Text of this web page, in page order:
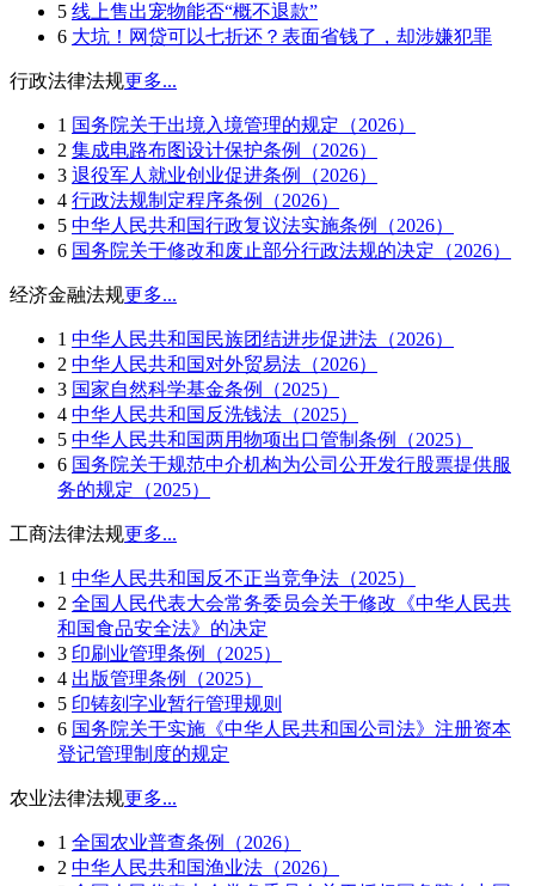
5 线上售出宠物能否“概不退款”
6 大坑！网贷可以七折还？表面省钱了，却涉嫌犯罪
行政法律法规更多...
1 国务院关于出境入境管理的规定（2026）
2 集成电路布图设计保护条例（2026）
3 退役军人就业创业促进条例（2026）
4 行政法规制定程序条例（2026）
5 中华人民共和国行政复议法实施条例（2026）
6 国务院关于修改和废止部分行政法规的决定（2026）
经济金融法规更多...
1 中华人民共和国民族团结进步促进法（2026）
2 中华人民共和国对外贸易法（2026）
3 国家自然科学基金条例（2025）
4 中华人民共和国反洗钱法（2025）
5 中华人民共和国两用物项出口管制条例（2025）
6 国务院关于规范中介机构为公司公开发行股票提供服
务的规定（2025）
工商法律法规更多...
1 中华人民共和国反不正当竞争法（2025）
2 全国人民代表大会常务委员会关于修改《中华人民共
和国食品安全法》的决定
3 印刷业管理条例（2025）
4 出版管理条例（2025）
5 印铸刻字业暂行管理规则
6 国务院关于实施《中华人民共和国公司法》注册资本
登记管理制度的规定
农业法律法规更多...
1 全国农业普查条例（2026）
2 中华人民共和国渔业法（2026）